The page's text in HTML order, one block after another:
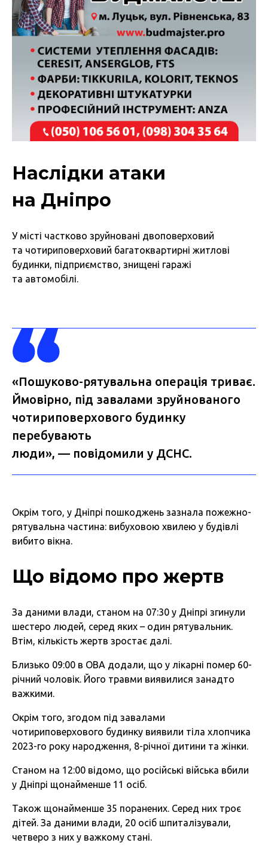
Наслідки атаки
на Дніпро
У місті частково зруйновані двоповерховий
та чотириповерховий багатоквартирні житлові
будинки, підприємство, знищені гаражі
та автомобілі.
«Пошуково-рятувальна операція триває.
Ймовірно, під завалами зруйнованого
чотириповерхового будинку
перебувають
люди», — повідомили у ДСНС.
Окрім того, у Дніпрі пошкоджень зазнала пожежно-
рятувальна частина: вибуховою хвилею у будівлі
вибито вікна.
Що відомо про жертв
За даними влади, станом на 07:30 у Дніпрі згинули
шестеро людей, серед яких – один рятувальник.
Втім, кількість жертв зростає далі.
Близько 09:00 в ОВА додали, що у лікарні помер 60-
річний чоловік. Його травми виявилися занадто
важкими.
Окрім того, згодом під завалами
чотириповерхового будинку виявили тіла хлопчика
2023-го року народження, 8-річної дитини та жінки.
Станом на 12:00 відомо, що російські війська вбили
у Дніпрі щонайменше 11 осіб.
Також щонайменше 35 поранених. Серед них троє
дітей. За даними влади, 20 осіб шпиталізували,
четверо з них у важкому стані.